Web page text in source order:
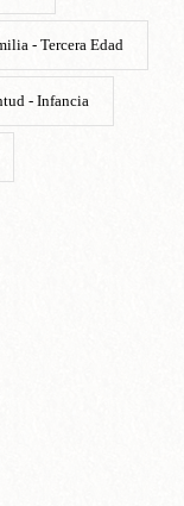
- Tercera Edad
- Infancia